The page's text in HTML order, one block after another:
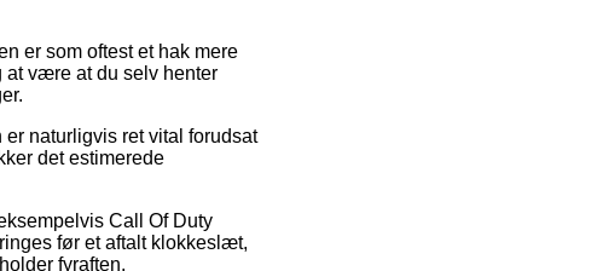
er som oftest et hak mere
at være at du selv henter
naturligvis ret vital forudsat
det estimerede
Call Of Duty
før et aftalt klokkeslæt,
fyraften.